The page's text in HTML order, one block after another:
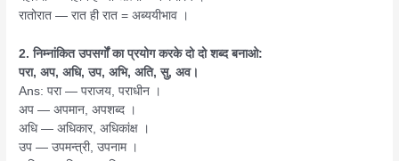
रातोरात — रात ही रात = अब्ययीभाव ।
2. निम्नांकित उपसर्गों का प्रयोग करके दो दो शब्द बनाओ:
परा, अप, अधि, उप, अभि, अति, सु, अव।
Ans: परा — पराजय, पराधीन ।
अप — अपमान, अपशब्द ।
अधि — अधिकार, अधिकांक्ष ।
उप — उपमन्त्री, उपनाम ।